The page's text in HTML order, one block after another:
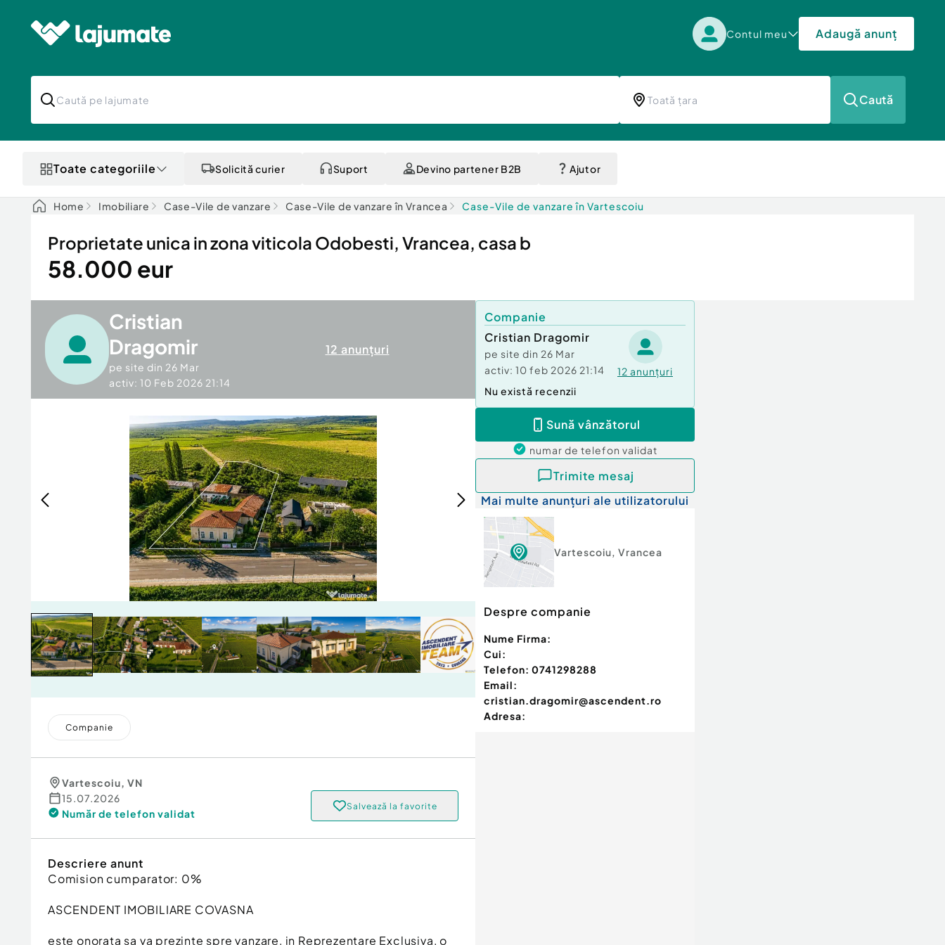
Contul meu Adaugă anunț
Caută
Toate categoriile Solicită curier Suport Devino partener B2B Ajutor
Home Imobiliare Case-Vile de vanzare Case-Vile de vanzare în Vrancea Case-Vile de vanzare în Vartescoiu
Proprietate unica in zona viticola Odobesti, Vrancea, casa b
58.000 eur
Cristian
Dragomir
pe site din 26 Mar
activ: 10 Feb 2026 21:14
12 anunțuri
Companie
Vartescoiu, VN
15.07.2026
Număr de telefon validat
Salvează la favorite
Descriere anunt
Comision cumparator: 0%
ASCENDENT IMOBILIARE COVASNA
este onorata sa va prezinte spre vanzare, in Reprezentare Exclusiva, o
Companie
Cristian Dragomir
pe site din 26 Mar
activ: 10 feb 2026 21:14 12 anunțuri
Nu există recenzii
Sună vânzătorul
numar de telefon validat
Trimite mesaj
Mai multe anunțuri ale utilizatorului
Vartescoiu, Vrancea
Despre companie
Nume Firma:
Cui:
Telefon: 0741298288
Email:
cristian.dragomir@ascendent.ro
Adresa: